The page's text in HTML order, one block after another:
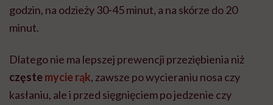
godzin, na odzieży 30-45 minut, a na skórze do 20
minut.
Dlatego nie ma lepszej prewencji przeziębienia niż
częstemycie rąk, zawsze po wycieraniu nosa czy
kasłaniu, ale i przed sięgnięciem po jedzenie czy